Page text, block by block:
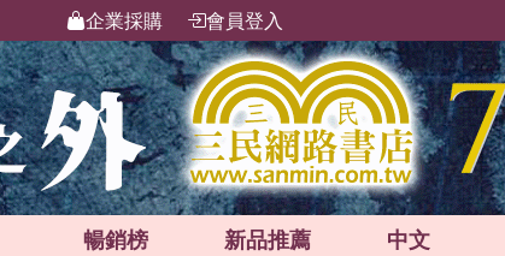
企業採購 會員登入
暢銷榜 新品推薦 中文